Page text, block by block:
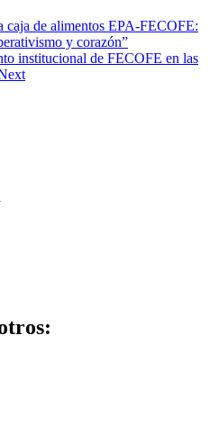
caja de alimentos EPA-FECOFE:
y corazón”
institucional de FECOFE en las